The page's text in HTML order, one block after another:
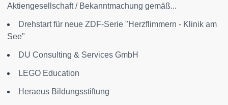
Aktiengesellschaft / Bekanntmachung gemäß...
Drehstart für neue ZDF-Serie "Herzflimmern - Klinik am
See"
DU Consulting & Services GmbH
LEGO Education
Heraeus Bildungsstiftung